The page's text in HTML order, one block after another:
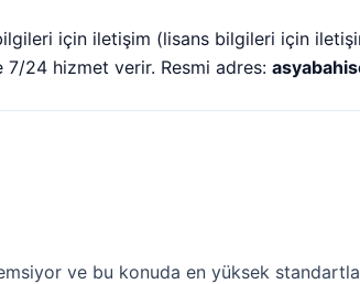
için iletişim (lisans bilgileri için
24 hizmet verir. Resmi adres:
ve bu konuda en yüksek